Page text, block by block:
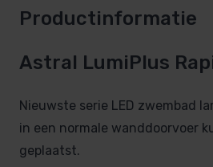
Productinformatie
Astral LumiPlus
Nieuwste serie LED zwembad
in een normale wanddoorvoer
geplaatst.